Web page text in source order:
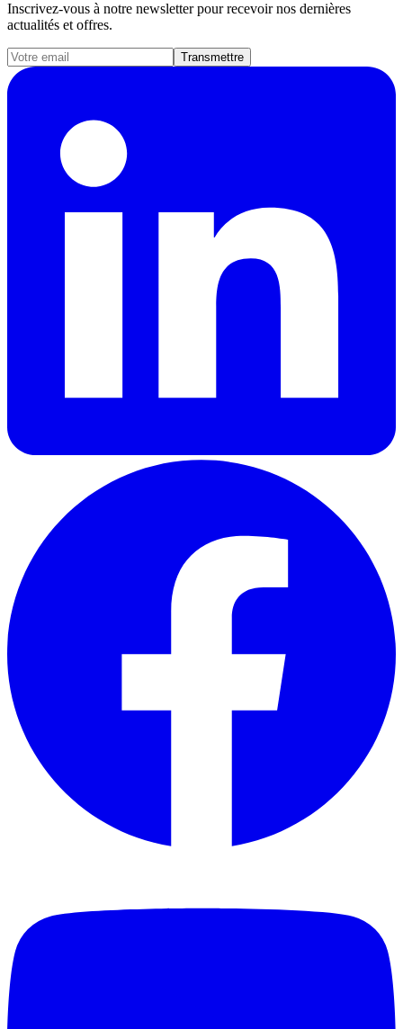
Inscrivez-vous à notre newsletter pour recevoir nos dernières
actualités et offres.
Transmettre